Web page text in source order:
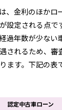
、金利のほかロ
設定される点で
過年数が少ない
されるため、審
ます。下記の表
認定中古車ローン